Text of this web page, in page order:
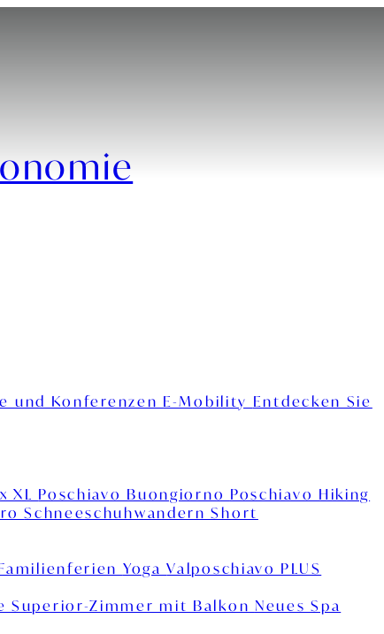
und Konferenzen E-Mobility Entdecken Sie
XL Poschiavo Buongiorno Poschiavo Hiking
Schneeschuhwandern Short
YogaValposchiavo PLUS
Superior-Zimmer mit Balkon Neues Spa